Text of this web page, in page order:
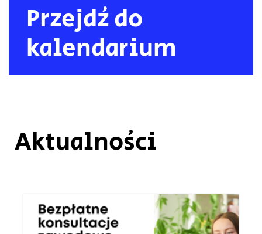
Przejdź do
kalendarium
Aktualności